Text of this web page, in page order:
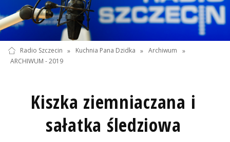
Radio Szczecin » Kuchnia Pana Dzidka » Archiwum
»
ARCHIWUM - 2019
Kiszka ziemniaczana i
sałatka śledziowa